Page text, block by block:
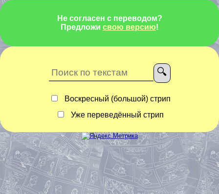
Не согласен с переводом?
Предложи свою версию!
Воскресный (большой) стрип
Уже переведённый стрип